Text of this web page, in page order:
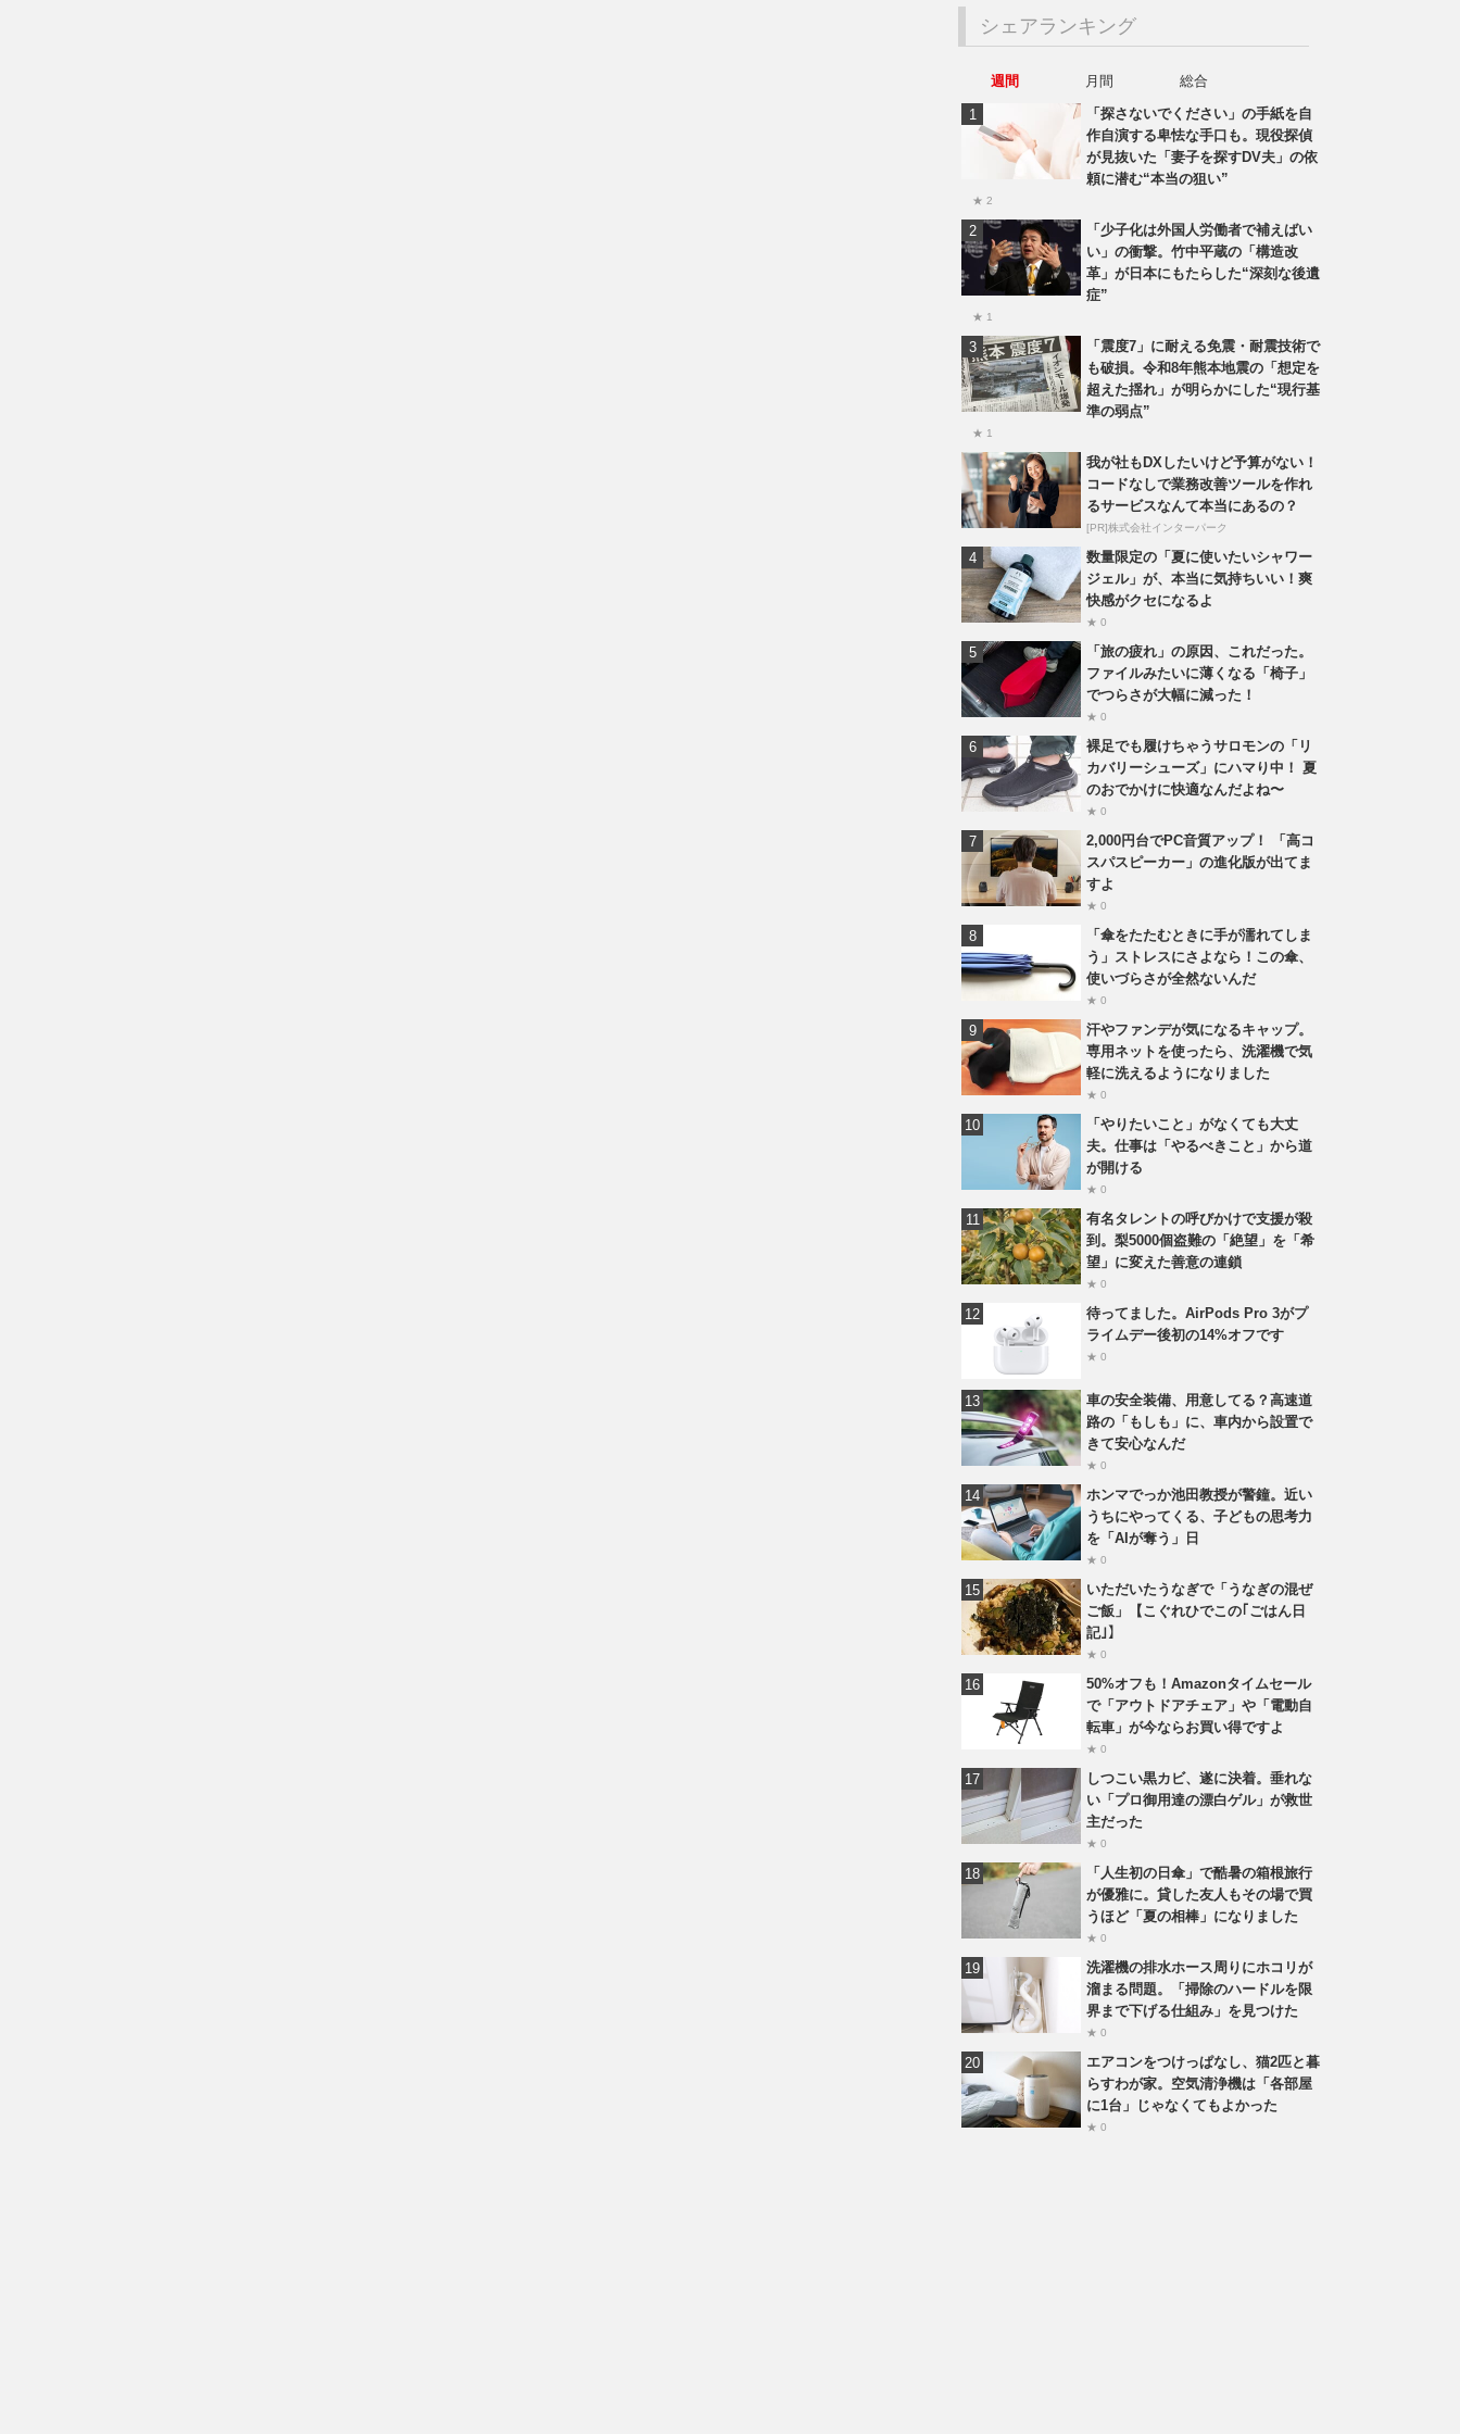
シェアランキング
週間 月間
総合
「探さないでください」の手紙を自
作自演する卑怯な手口も。現役探偵
が見抜いた「妻子を探すDV夫」の依
頼に潜む“本当の狙い”
★ 2
「少子化は外国人労働者で補えばい
い」の衝撃。竹中平蔵の「構造改
革」が日本にもたらした“深刻な後遺
症”
★ 1
「震度7」に耐える免震・耐震技術で
も破損。令和8年熊本地震の「想定を
超えた揺れ」が明らかにした“現行基
準の弱点”
★ 1
我が社もDXしたいけど予算がない！
コードなしで業務改善ツールを作れ
るサービスなんて本当にあるの？
[PR]株式会社インターパーク
数量限定の「夏に使いたいシャワー
ジェル」が、本当に気持ちいい！爽
快感がクセになるよ
★ 0
「旅の疲れ」の原因、これだった。
ファイルみたいに薄くなる「椅子」
でつらさが大幅に減った！
★ 0
裸足でも履けちゃうサロモンの「リ
カバリーシューズ」にハマり中！ 夏
のおでかけに快適なんだよね〜
★ 0
2,000円台でPC音質アップ！ 「高コ
スパスピーカー」の進化版が出てま
すよ
★ 0
「傘をたたむときに手が濡れてしま
う」ストレスにさよなら！この傘、
使いづらさが全然ないんだ
★ 0
汗やファンデが気になるキャップ。
専用ネットを使ったら、洗濯機で気
軽に洗えるようになりました
★ 0
「やりたいこと」がなくても大丈
夫。仕事は「やるべきこと」から道
が開ける
★ 0
有名タレントの呼びかけで支援が殺
到。梨5000個盗難の「絶望」を「希
望」に変えた善意の連鎖
★ 0
待ってました。AirPods Pro 3がプ
ライムデー後初の14%オフです
★ 0
車の安全装備、用意してる？高速道
路の「もしも」に、車内から設置で
きて安心なんだ
★ 0
ホンマでっか池田教授が警鐘。近い
うちにやってくる、子どもの思考力
を「AIが奪う」日
★ 0
いただいたうなぎで「うなぎの混ぜ
ご飯」【こぐれひでこの｢ごはん日
記｣】
★ 0
50%オフも！Amazonタイムセール
で「アウトドアチェア」や「電動自
転車」が今ならお買い得ですよ
★ 0
しつこい黒カビ、遂に決着。垂れな
い「プロ御用達の漂白ゲル」が救世
主だった
★ 0
「人生初の日傘」で酷暑の箱根旅行
が優雅に。貸した友人もその場で買
うほど「夏の相棒」になりました
★ 0
洗濯機の排水ホース周りにホコリが
溜まる問題。「掃除のハードルを限
界まで下げる仕組み」を見つけた
★ 0
エアコンをつけっぱなし、猫2匹と暮
らすわが家。空気清浄機は「各部屋
に1台」じゃなくてもよかった
★ 0